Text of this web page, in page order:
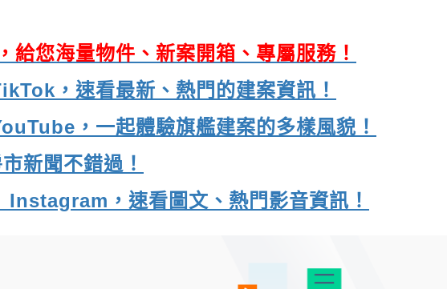
您海量物件、新案開箱、專屬服務！
，速看最新、熱門的建案資訊！
，一起體驗旗艦建案的多樣風貌！
新聞不錯過！
Instagram，速看圖文、熱門影音資訊！